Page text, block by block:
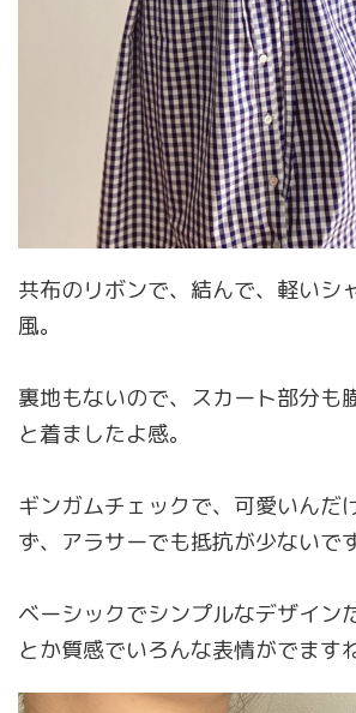
共布のリボンで、結んで、軽いシ
風。
裏地もないので、スカート部分も
と着ましたよ感。
ギンガムチェックで、可愛いんだ
ず、アラサーでも抵抗が少ないです
ベーシックでシンプルなデザイン
とか質感でいろんな表情がでますね